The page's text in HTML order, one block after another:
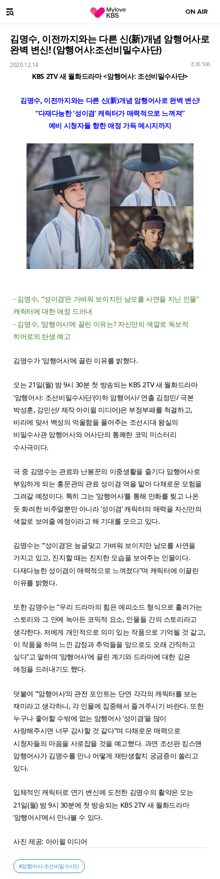
메뉴 열기
김명수, 이전까지와는 다른 신(新)개념 암행어사로
완벽 변신! (암행어사:조선비밀수사단)
2020.12.14 조회 506
KBS 2TV 새 월화드라마 <암행어사: 조선비밀수사단>
김명수, 이전까지와는 다른 신(新)개념 암행어사로 완벽 변신!
“다재다능한 ‘성이겸’ 캐릭터가 매력적으로 느껴져”
예비 시청자들 향한 애정 가득 메시지까지
- 김명수, “‘성이겸’은 가벼워 보이지만 남모를 사연을 지닌 인물”
캐릭터에 대한 애정 드러내
- 김명수, ‘암행어사’에 끌린 이유는? 자신만의 색깔로 독보적
히어로의 탄생 예고
김명수가 ‘암행어사’에 끌린 이유를 밝혔다.
오는 21일(월) 밤 9시 30분 첫 방송되는 KBS 2TV 새 월화드라마
'암행어사: 조선비밀수사단'(이하 암행어사/ 연출 김정민/ 극본
박성훈, 강민선/ 제작 아이윌 미디어)은 부정부패를 척결하고,
비리에 맞서 백성의 억울함을 풀어주는 조선시대 왕실의
비밀수사관 암행어사와 어사단의 통쾌한 코믹 미스터리
수사극이다.
극 중 김명수는 관료와 난봉꾼의 이중생활을 즐기다 암행어사로
부임하게 되는 홍문관의 관료 성이겸 역을 맡아 다채로운 모험을
그려갈 예정이다. 특히 그는 ‘암행어사’를 통해 만화를 찢고 나온
듯 화려한 비주얼뿐만 아니라 ‘성이겸’ 캐릭터의 매력을 자신만의
색깔로 보여줄 예정이라고 해 기대를 모으고 있다.
김명수는 “‘성이겸’은 능글맞고 가벼워 보이지만 남모를 사연을
가지고 있고, 진지할 때는 진지한 모습을 보여주는 인물이다.
다재다능한 성이겸이 매력적으로 느껴졌다”며 캐릭터에 이끌린
이유를 밝혔다.
또한 김명수는 “우리 드라마의 힘은 에피소드 형식으로 흘러가는
스토리와 그 안에 녹아든 코믹적 요소, 인물들 간의 스토리라고
생각한다. 저에게 개인적으로 의미 있는 작품으로 기억될 것 같고,
이 작품을 하며 느낀 감정과 추억들을 앞으로도 오래 간직하고
싶다”고 말하며 ‘암행어사’에 끌린 계기와 드라마에 대한 깊은
애정을 드러내기도 했다.
덧붙여 ”‘암행어사’의 관전 포인트는 단연 각각의 캐릭터를 보는
재미라고 생각하니, 각 인물에 집중해서 즐겨주시기 바란다. 또한
누구나 좋아할 수밖에 없는 암행어사 ‘성이겸’을 많이
사랑해주시면 너무 감사할 것 같다”며 다채로운 매력으로
시청자들의 마음을 사로잡을 것을 예고했다. 과연 조선판 킹스맨
암행어사가 김명수를 만나 어떻게 재탄생할지 궁금증이 쏠리고
있다.
입체적인 캐릭터로 연기 변신에 도전한 김명수의 활약은 오는
21일(월) 밤 9시 30분에 첫 방송되는 KBS 2TV 새 월화드라마
‘암행어사’에서 만나볼 수 있다.
사진 제공: 아이윌 미디어
#암행어사:조선비밀수사단